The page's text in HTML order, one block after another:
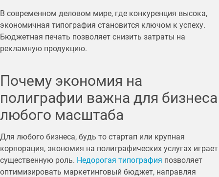
В современном деловом мире, где конкуренция высока,
экономичная типография становится ключом к успеху.
Бюджетная печать позволяет снизить затраты на
рекламную продукцию.
Почему экономия на
полиграфии важна для бизнеса
любого масштаба
Для любого бизнеса, будь то стартап или крупная
корпорация, экономия на полиграфических услугах играет
существенную роль. Недорогая типография позволяет
оптимизировать маркетинговый бюджет, направляя